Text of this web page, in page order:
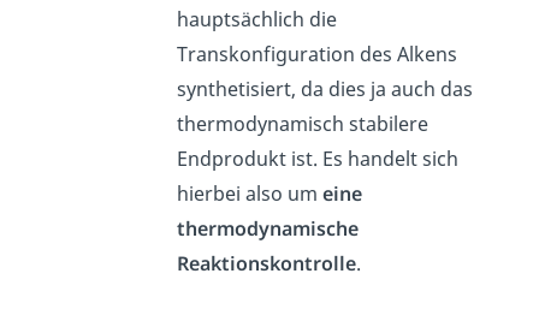
hauptsächlich die
Transkonfiguration des Alkens
synthetisiert, da dies ja auch das
thermodynamisch stabilere
Endprodukt ist. Es handelt sich
hierbei also umeine
thermodynamische
Reaktionskontrolle.